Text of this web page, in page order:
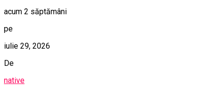
acum 2 săptămâni
pe
iulie 29, 2026
De
native